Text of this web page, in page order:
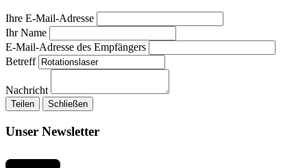
Ihre E-Mail-Adresse
Ihr Name
E-Mail-Adresse des Empfängers
Betreff
Nachricht
Teilen Schließen
Unser Newsletter